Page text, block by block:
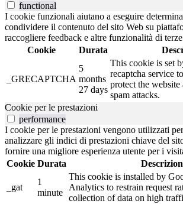
functional
I cookie funzionali aiutano a eseguire
condividere il contenuto del sito Web su
raccogliere feedback e altre funzionalità di
Cookie
Durata
_GRECAPTCHA
5
months
27 days
This cookie is set
recaptcha service
protect the
spam attacks.
Cookie per le prestazioni
performance
I cookie per le prestazioni vengono utilizzati
analizzare gli indici di prestazioni chiave del
fornire una migliore esperienza utente per i
Cookie Durata
_gat
1
minute
This cookie is installed by
Analytics to restrain request
collection of data on high